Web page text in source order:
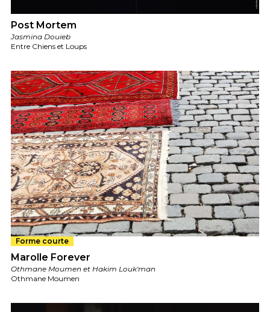
Post Mortem
Jasmina Douieb
Entre Chiens et Loups
Forme courte
Marolle Forever
Othmane Moumen et Hakim Louk'man
Othmane Moumen